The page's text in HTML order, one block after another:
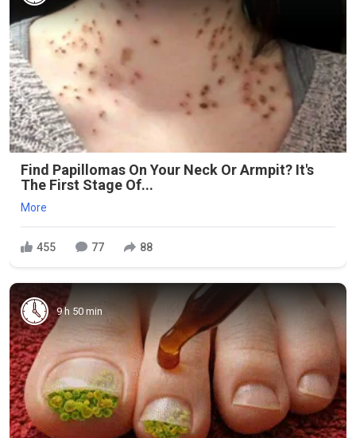
Find Papillomas On Your Neck Or Armpit? It's
The First Stage Of...
More
455 77 88
9 h 50 min